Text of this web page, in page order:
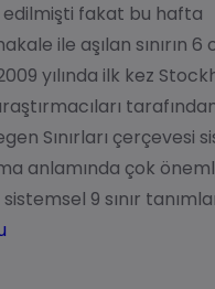
fakat bu hafta
ile aşılan sınırın 6
yılında ilk kez
Sınırları çerçevesi
anlamında çok
9 sınır